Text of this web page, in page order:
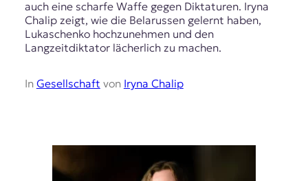
auch eine scharfe Waffe gegen Diktaturen. Iryna
Chalip zeigt, wie die Belarussen gelernt haben,
Lukaschenko hochzunehmen und den
Langzeitdiktator lächerlich zu machen.
In Gesellschaft von Iryna Chalip